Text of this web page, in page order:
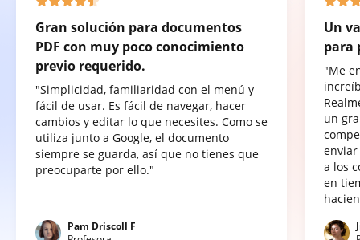
Gran solución para documentos
PDF con muy poco conocimiento
previo requerido.
"Simplicidad, familiaridad con el menú y
fácil de usar. Es fácil de navegar, hacer
cambios y editar lo que necesites. Como se
utiliza junto a Google, el documento
siempre se guarda, así que no tienes que
preocuparte por ello."
Pam Driscoll F
Un
para
"Me
un
a los
en